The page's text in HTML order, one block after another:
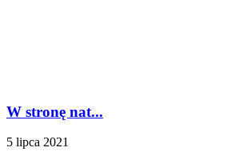
W stronę nat...
5 lipca 2021